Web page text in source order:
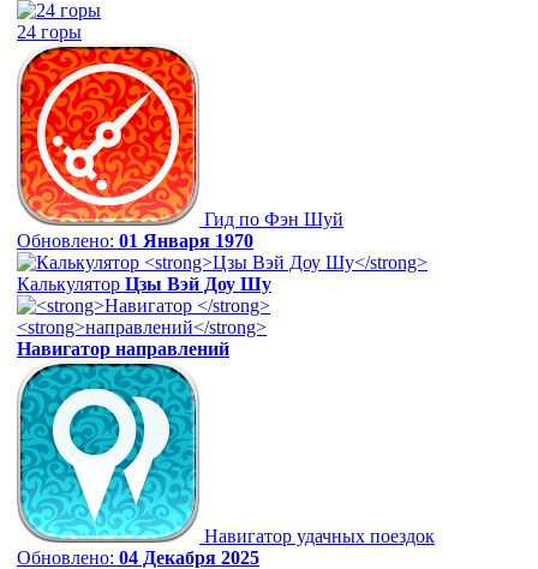
24 горы
Гид по Фэн Шуй
Обновлено: 01 Января 1970
Калькулятор Цзы Вэй Доу Шу
Навигатор направлений
Навигатор удачных поездок
Обновлено: 04 Декабря 2025